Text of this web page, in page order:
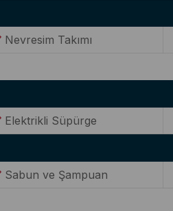
Nevresim Takımı
Elektrikli Süpürge
Sabun ve Şampuan